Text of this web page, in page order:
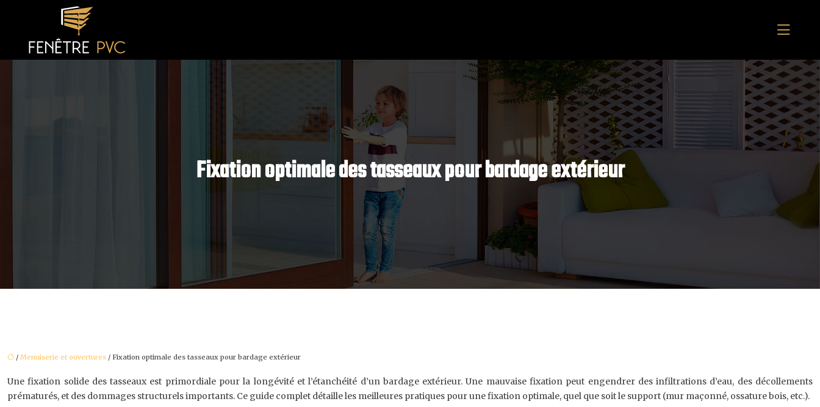
Fixation optimale des tasseaux pour bardage extérieur
/ Menuiserie et ouvertures / Fixation optimale des tasseaux pour bardage extérieur
Une fixation solide des tasseaux est primordiale pour la longévité et l’étanchéité d’un bardage extérieur. Une mauvaise fixation peut engendrer des infiltrations d’eau, des décollements
prématurés, et des dommages structurels importants. Ce guide complet détaille les meilleures pratiques pour une fixation optimale, quel que soit le support (mur maçonné, ossature bois, etc.).